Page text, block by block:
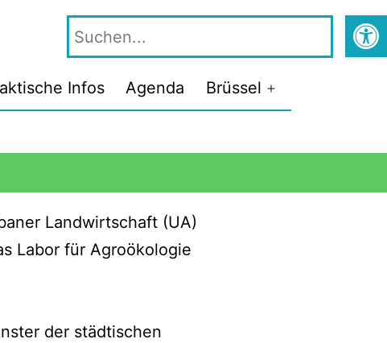
Infos Agenda Brüssel
Landwirtschaft (UA)
Labor für Agroökologie
der städtischen